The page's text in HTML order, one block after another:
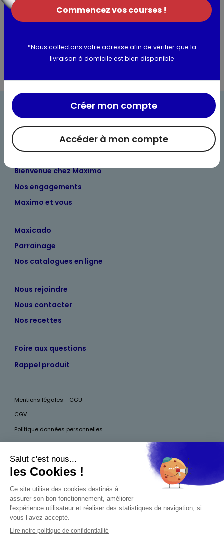
Utilisation et conservation
Bienvenue chez Maximo
Nos engagements
Maximo et vous
Maxicado
Parrainage
Nos catalogues en ligne
Nous rejoindre
Nous contacter
Nos recettes
Foire aux questions
Rappel produit
Mentions légales - CGU
CGV
Politique données personnelles
Politique des cookies
Accessibilité
Pour votre santé, mangez au moins cinq fruits et légumes par jour, plus
d’infos surwww.mangerbouger.fr
Commencez vos courses !
*Nous collectons votre adresse afin de vérifier que la
livraison à domicile est bien disponible
Accéder à mon compte
Créer mon compte